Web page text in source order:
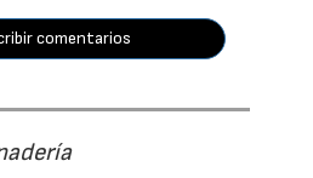
comentarios